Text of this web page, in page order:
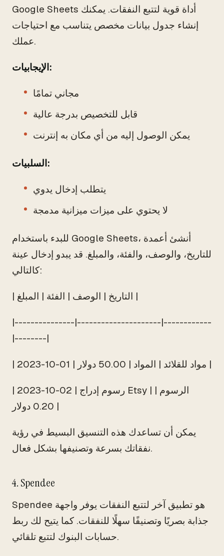
Google Sheets أداة قوية لتتبع النفقات. يمكنك
إنشاء جدول بيانات مخصص يتناسب مع احتياجات
عملك.
الإيجابيات:
مجاني تمامًا
قابل للتخصيص بدرجة عالية
يمكن الوصول إليه من أي مكان به إنترنت
السلبيات:
يتطلب إدخال يدوي
لا يحتوي على ميزات ميزانية مدمجة
للبدء باستخدام Google Sheets، أنشئ أعمدة
للتاريخ، والوصف، والفئة، والمبلغ. قد يبدو إدخال عينة
كالتالي:
| التاريخ | الوصف | الفئة | المبلغ |
|---------------|---------------------|------------
|--------|
| 2023-10-01 | مواد للقلائد | المواد | 50.00 دولار |
| 2023-10-02 | رسوم إدراج Etsy | الرسوم |
0.20 دولار |
يمكن أن تساعدك هذه التنسيق البسيط في رؤية
نفقاتك بسرعة وتصنيفها بشكل فعال.
4. Spendee
Spendee هو تطبيق آخر لتتبع النفقات يوفر واجهة
جذابة بصريًا وتصنيفًا سهلًا للنفقات. كما يتيح لك ربط
حسابات البنوك لتتبع تلقائي.